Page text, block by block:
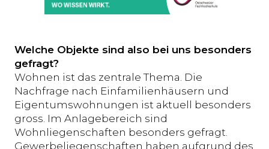
Welche Objekte sind also bei uns besonders
gefragt?
Wohnen ist das zentrale Thema. Die
Nachfrage nach Einfamilienhäusern und
Eigentumswohnungen ist aktuell besonders
gross. Im Anlagebereich sind
Wohnliegenschaften besonders gefragt.
Gewerbeliegenschaften haben aufgrund des